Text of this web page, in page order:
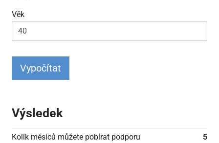
Věk
Vypočítat
Výsledek
Kolik měsíců můžete pobírat podporu
5